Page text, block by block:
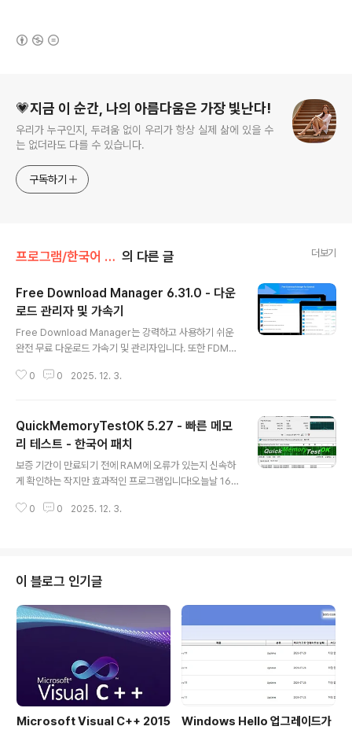
💗지금 이 순간, 나의 아름다움은 가장 빛난다!
우리가 누구인지, 두려움 없이 우리가 항상 실제 삶에 있을 수
는 없더라도 다를 수 있습니다.
구독하기
프로그램/한국어 패치 의 다른 글 더보기
Free Download Manager 6.31.0 - 다운
로드 관리자 및 가속기
Free Download Manager는 강력하고 사용하기 쉬운
완전 무료 다운로드 가속기 및 관리자입니다. 또한 FDM은
소프트웨어입니다. FDM은 가볍고 강력하며 사용하기 쉬
M은 사이트 관리자, 가속기, 사이트 탐색기 및 스케줄러로
작동할 수 있습니다. FDM은 손상된 다운로드를 재개할 수
있습니다. 따라서 우연한 중단 후 처음부터 다운로드 프로
세스를 시작할 필요가 없습니다. 중단된 순간부터 완료되
은 재개가 서버에서 지원되지 않는 경우 경고를 표시하고
0 0 2025. 12. 3.
QuickMemoryTestOK 5.27 - 빠른 메모
리 테스트 - 한국어 패치
보증 기간이 만료되기 전에 RAM에 오류가 있는지 신속하
게 확인하는 작지만 효과적인 프로그램입니다!오늘날 16,
지만 대부분의 컴퓨터에서 사용되거나 해결되지 않습니다.
트하여 다른 시스템 오류를 유발합니다. QuickMemory
TestOK 주요 특징:◆ 메모리 빠른 테스트◆ RAM 부하
가 높은 PC를 모니터링하기위한 일시 정지 테스트◆ 맞춤
형 테스트 실행◆ 메모리 상태를 명확하게 표시◆ CPU의
동작을 명심하십시오◆ 필수 메모리 및 시스템 기능에 액
0 0 2025. 12. 3.
이 블로그 인기글
Microsoft Visual C++ 2015
Windows Hello 업그레이드가